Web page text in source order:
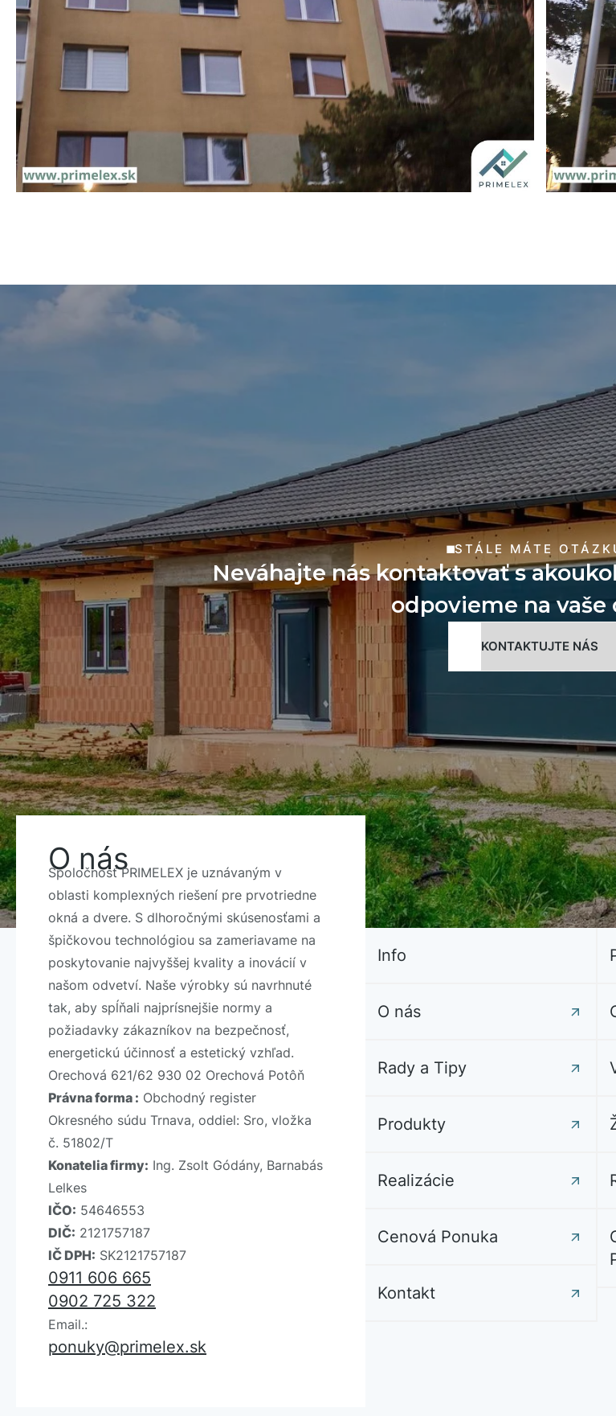
STÁLE MÁTE
Neváhajte nás kontaktovať s
odpovieme na vaše
KONTAKTUJTE NÁS
O nás
Spoločnosť PRIMELEX je uznávaným v
oblasti komplexných riešení pre prvotriedne
okná a dvere. S dlhoročnými skúsenosťami a
špičkovou technológiou sa zameriavame na
poskytovanie najvyššej kvality a inovácií v
našom odvetví. Naše výrobky sú navrhnuté
tak, aby spĺňali najprísnejšie normy a
požiadavky zákazníkov na bezpečnosť,
energetickú účinnosť a estetický vzhľad.
Orechová 621/62 930 02 Orechová Potôň
Právna forma : Obchodný register
Okresného súdu Trnava, oddiel: Sro, vložka
č. 51802/T
Konatelia firmy: Ing. Zsolt Gódány, Barnabás
Lelkes
IČO: 54646553
DIČ: 2121757187
IČ DPH: SK2121757187
0911 606 665
0902 725 322
Email.:
ponuky@primelex.sk
Info
O nás
Rady a Tipy
Produkty
Realizácie
Cenová Ponuka
Kontakt